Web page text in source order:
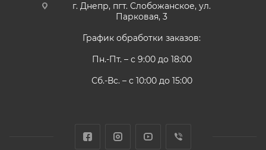
г. Днепр, пгт. Слобожанское, ул.
Парковая, 3
График обработки заказов:
Пн.-Пт. – с 9:00 до 18:00
Сб.-Вс. – с 10:00 до 15:00